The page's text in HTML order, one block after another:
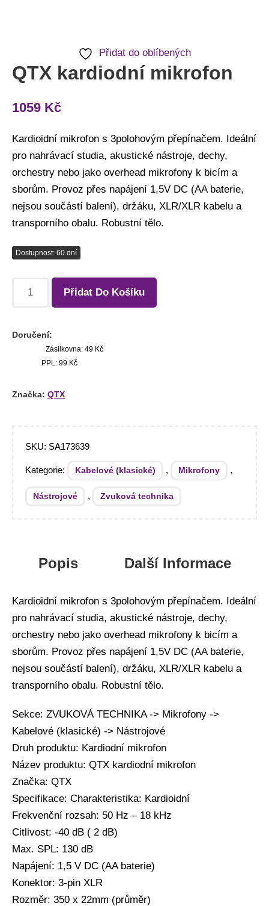
Přidat do oblíbených
QTX kardiodní mikrofon
1059 Kč
Kardioidní mikrofon s 3polohovým přepínačem. Ideální
pro nahrávací studia, akustické nástroje, dechy,
orchestry nebo jako overhead mikrofony k bicím a
sborům. Provoz přes napájení 1,5V DC (AA baterie,
nejsou součástí balení), držáku, XLR/XLR kabelu a
transporního obalu. Robustní tělo.
Dostupnost: 60 dní
Přidat Do Košíku
Doručení:
Zásilkovna: 49 Kč
PPL: 99 Kč
Značka: QTX
SKU: SA173639
Kategorie: Kabelové (klasické) , Mikrofony ,
Nástrojové , Zvuková technika
Popis Další Informace
Kardioidní mikrofon s 3polohovým přepínačem. Ideální
pro nahrávací studia, akustické nástroje, dechy,
orchestry nebo jako overhead mikrofony k bicím a
sborům. Provoz přes napájení 1,5V DC (AA baterie,
nejsou součástí balení), držáku, XLR/XLR kabelu a
transporního obalu. Robustní tělo.
Sekce: ZVUKOVÁ TECHNIKA -> Mikrofony ->
Kabelové (klasické) -> Nástrojové
Druh produktu: Kardiodní mikrofon
Název produktu: QTX kardiodní mikrofon
Značka: QTX
Specifikace: Charakteristika: Kardioidní
Frekvenční rozsah: 50 Hz – 18 kHz
Citlivost: -40 dB ( 2 dB)
Max. SPL: 130 dB
Napájení: 1,5 V DC (AA baterie)
Konektor: 3-pin XLR
Rozměr: 350 x 22mm (průměr)